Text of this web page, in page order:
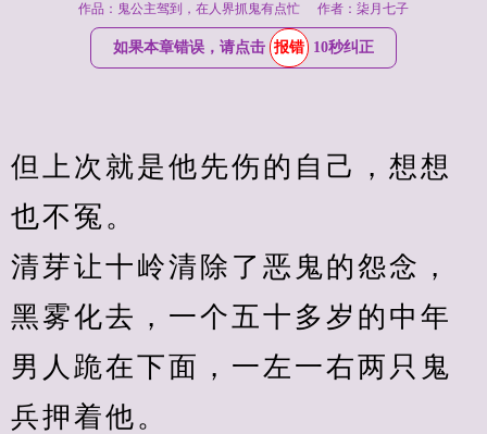
作品：鬼公主驾到，在人界抓鬼有点忙 作者：柒月七子
如果本章错误，请点击 报错 10秒纠正
但上次就是他先伤的自己，想想
也不冤。
清芽让十岭清除了恶鬼的怨念，
黑雾化去，一个五十多岁的中年
男人跪在下面，一左一右两只鬼
兵押着他。